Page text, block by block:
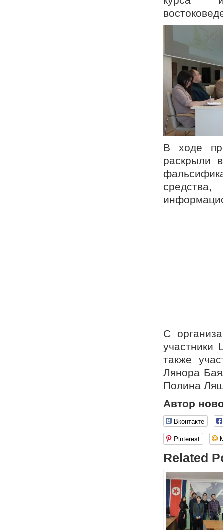
В ходе
раскрыли
С
также
Лянора
Полина
Автор
Вконтакте
Pinterest
Related